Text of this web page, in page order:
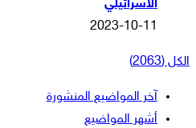
الاسرائيلي
2023-10-11
الكل (2063)
آخر المواضيع المنشورة
أشهر المواضيع